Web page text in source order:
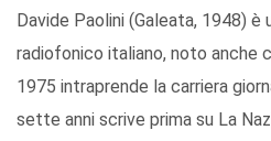
Davide Paolini (Galeata, 1948)
radiofonico italiano, noto anche
1975 intraprende la carriera
sette anni scrive prima su La